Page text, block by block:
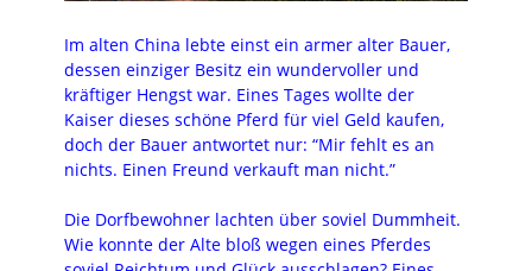
Im alten China lebte einst ein armer alter Bauer,
dessen einziger Besitz ein wundervoller und
kräftiger Hengst war. Eines Tages wollte der
Kaiser dieses schöne Pferd für viel Geld kaufen,
doch der Bauer antwortet nur: “Mir fehlt es an
nichts. Einen Freund verkauft man nicht.”
Die Dorfbewohner lachten über soviel Dummheit.
Wie konnte der Alte bloß wegen eines Pferdes